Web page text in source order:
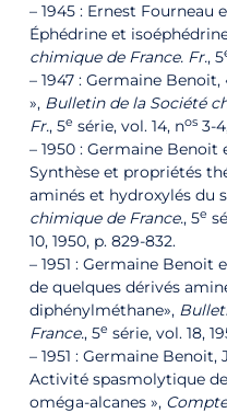
– 1945 : Ernest Fourneau
Éphédrine et
chimique de France. Fr., 5
– 1947 : Germaine
», Bulletin de la Société
Fr., 5e série, vol. 14, nos 3-
– 1950 : Germaine
Synthèse et propriétés
aminés et hydroxylés du
chimique de France., 5e
10,‎ 1950, p. 829-832.
– 1951 : Germaine Benoit
de quelques dérivés
diphénylméthane»,
France., 5e série, vol. 18,‎
– 1951 : Germaine
Activité spasmolytique
oméga-alcanes »,